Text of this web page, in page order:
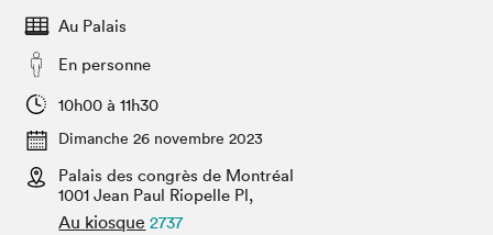
Espace exposant⋅e⋅s
Espace enseignant·e·s
Espace médias
SLM PRO
Salon dans la ville et en ligne
Projets partenaires
Au Palais
En personne
10h00 à 11h30
Dimanche 26 novembre 2023
Palais des congrès de Montréal
1001 Jean Paul Riopelle Pl,
Au kiosque 2737